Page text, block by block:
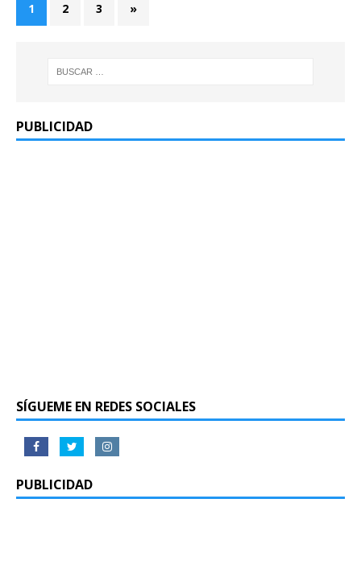
1 2 3 »
PUBLICIDAD
SÍGUEME EN REDES SOCIALES
PUBLICIDAD